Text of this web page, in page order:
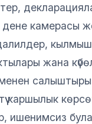
камерасы
жана
менен
каршылык
ишенимсиз